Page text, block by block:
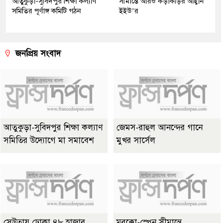
সমিতির পূর্ণাঙ্গ কমিটি গঠন
ইইউ’র
জনপ্রিয় সংবাদ
আতুকুড়া-সুবিদপুর শিক্ষা কল্যাণ
সমিতির উদ্যোগে মা সমাবেশ
জেমস-রাহুল আনন্দের গানে
মুখর সার্সেল